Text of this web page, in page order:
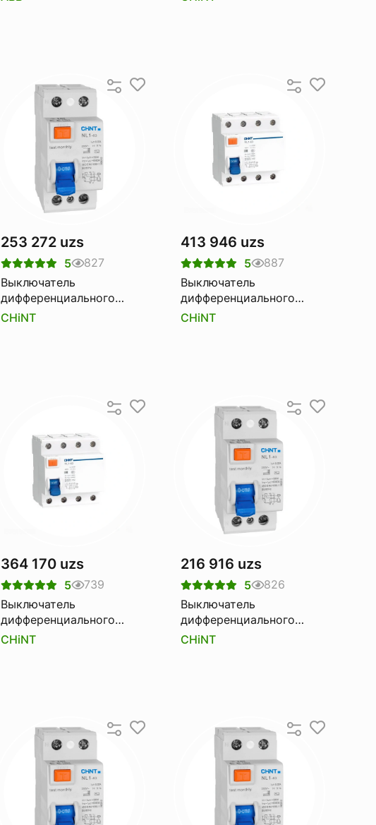
253 272 uzs
5
827
Выключатель
дифференциального
тока Узо CHINT nl1-63
CHiNT
413 946 uzs
5
887
Выключатель
дифференциального
тока Узо CHINT nl1-100
CHiNT
364 170 uzs
5
739
Выключатель
дифференциального
тока Узо CHINT nl1-63
CHiNT
216 916 uzs
5
826
Выключатель
дифференциального
тока Узо CHINT nl1-63
CHiNT